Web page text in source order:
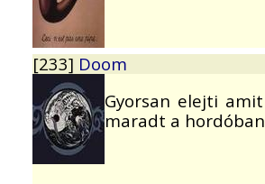
[233] Doom
Gyorsan elejti
maradt a